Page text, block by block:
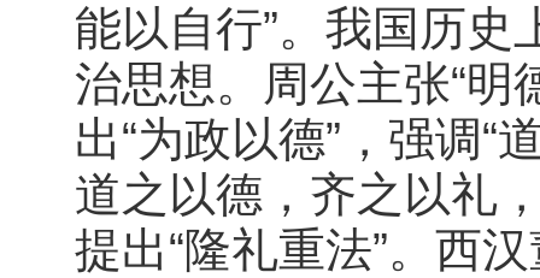
能以自行”。我国历
治思想。周公主张“明
出“为政以德”，强调“
道之以德，齐之以礼
提出“隆礼重法”。西